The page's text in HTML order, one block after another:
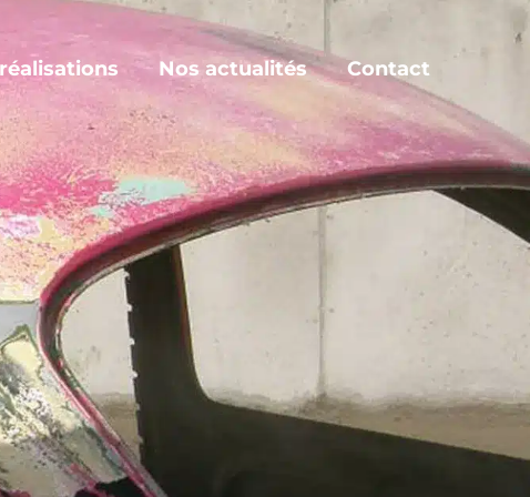
Nos actualités Contact